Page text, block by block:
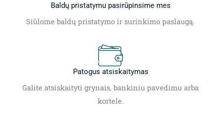
Baldų pristatymu pasirūpinsime mes
Siūlome baldų pristatymo ir surinkimo paslaugą.
Patogus atsiskaitymas
Galite atsiskaityti grynais, bankiniu pavedimu arba
kortele.